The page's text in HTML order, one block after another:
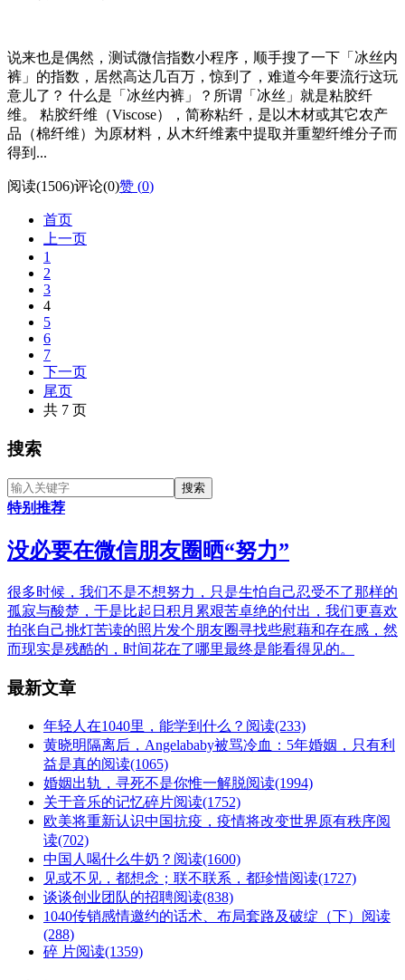
说来也是偶然，测试微信指数小程序，顺手搜了一下「冰丝内
裤」的指数，居然高达几百万，惊到了，难道今年要流行这玩
意儿了？ 什么是「冰丝内裤」？所谓「冰丝」就是粘胶纤
维。 粘胶纤维（Viscose），简称粘纤，是以木材或其它农产
品（棉纤维）为原材料，从木纤维素中提取并重塑纤维分子而
得到...
阅读(1506)评论(0)赞 (0)
首页
上一页
1
2
3
4
5
6
7
下一页
尾页
共 7 页
搜索
特别推荐
没必要在微信朋友圈晒“努力”
很多时候，我们不是不想努力，只是生怕自己忍受不了那样的
孤寂与酸楚，于是比起日积月累艰苦卓绝的付出，我们更喜欢
拍张自己挑灯苦读的照片发个朋友圈寻找些慰藉和存在感，然
而现实是残酷的，时间花在了哪里最终是能看得见的。
最新文章
年轻人在1040里，能学到什么？ 阅读(233)
黄晓明隔离后，Angelababy被骂冷血：5年婚姻，只有利
益是真的阅读(1065)
婚姻出轨，寻死不是你惟一解脱阅读(1994)
关于音乐的记忆碎片阅读(1752)
欧美将重新认识中国抗疫，疫情将改变世界原有秩序阅
读(702)
中国人喝什么牛奶？ 阅读(1600)
见或不见，都想念；联不联系，都珍惜阅读(1727)
谈谈创业团队的招聘阅读(838)
1040传销感情邀约的话术、布局套路及破绽（下） 阅读
(288)
碎 片阅读(1359)